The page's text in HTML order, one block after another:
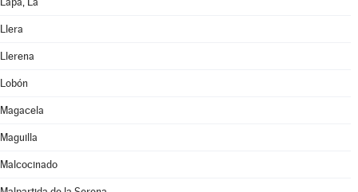
Llera
Llerena
Lobón
Magacela
Maguilla
Malcocinado